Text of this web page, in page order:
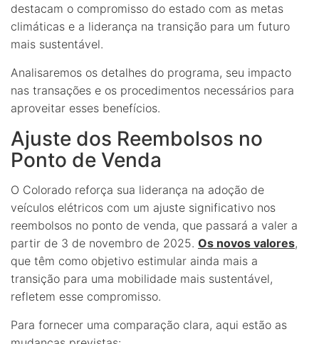
destacam o compromisso do estado com as metas
climáticas e a liderança na transição para um futuro
mais sustentável.
Analisaremos os detalhes do programa, seu impacto
nas transações e os procedimentos necessários para
aproveitar esses benefícios.
Ajuste dos Reembolsos no
Ponto de Venda
O Colorado reforça sua liderança na adoção de
veículos elétricos com um ajuste significativo nos
reembolsos no ponto de venda, que passará a valer a
partir de 3 de novembro de 2025. Os novos valores,
que têm como objetivo estimular ainda mais a
transição para uma mobilidade mais sustentável,
refletem esse compromisso.
Para fornecer uma comparação clara, aqui estão as